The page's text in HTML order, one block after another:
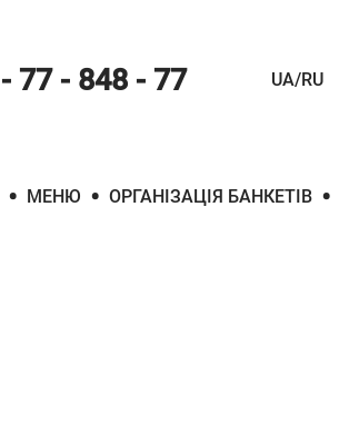
- 77 - 848 - 77 UA/RU
• МЕНЮ • ОРГАНІЗАЦІЯ БАНКЕТІВ •